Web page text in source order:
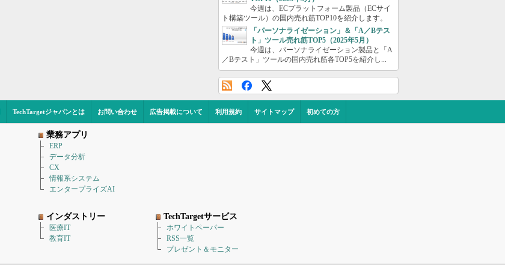
今週は、ECプラットフォーム製品（ECサイ
ト構築ツール）の国内売れ筋TOP10を紹介します。
「パーソナライゼーション」＆「A／Bテス
ト」ツール売れ筋TOP5（2025年5月）
今週は、パーソナライゼーション製品と「A
／Bテスト」ツールの国内売れ筋各TOP5を紹介し...
TechTargetジャパンとは お問い合わせ 広告掲載について 利用規約 サイトマップ 初めての方
業務アプリ
ERP
データ分析
CX
情報系システム
エンタープライズAI
インダストリー
医療IT
教育IT
TechTargetサービス
ホワイトペーパー
RSS一覧
プレゼント＆モニター